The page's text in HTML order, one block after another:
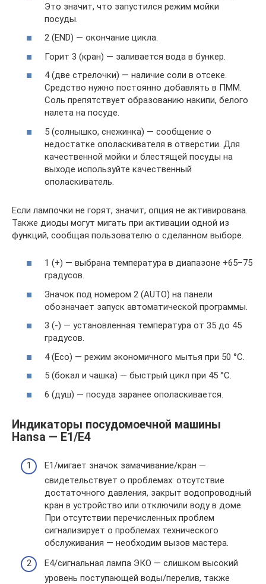
Это значит, что запустился режим мойки
посуды.
2 (END) — окончание цикла.
Горит 3 (кран) — заливается вода в бункер.
4 (две стрелочки) — наличие соли в отсеке.
Средство нужно постоянно добавлять в ПММ.
Соль препятствует образованию накипи, белого
налета на посуде.
5 (солнышко, снежинка) — сообщение о
недостатке ополаскивателя в отверстии. Для
качественной мойки и блестящей посуды на
выходе используйте качественный
ополаскиватель.
Если лампочки не горят, значит, опция не активирована.
Также диоды могут мигать при активации одной из
функций, сообщая пользователю о сделанном выборе.
1 (+) — выбрана температура в диапазоне +65–75
градусов.
Значок под номером 2 (AUTO) на панели
обозначает запуск автоматической программы.
3 (-) — установленная температура от 35 до 45
градусов.
4 (Eco) — режим экономичного мытья при 50 °С.
5 (бокал и чашка) — быстрый цикл при 45 °С.
6 (душ) — посуда заранее ополаскивается.
Индикаторы посудомоечной машины
Hansa — E1/E4
E1/мигает значок замачивание/кран —
свидетельствует о проблемах: отсутствие
достаточного давления, закрыт водопроводный
кран в устройство или отключили воду в доме.
При отсутствии перечисленных проблем
сигнализирует о проблемах технического
обслуживания — необходим вызов мастера.
E4/сигнальная лампа ЭКО — слишком высокий
уровень поступающей воды/перелив, также